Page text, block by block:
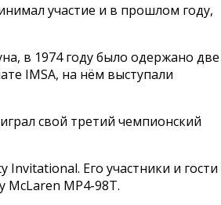
участие и в прошлом году,
в 1974 году было одержано две
IMSA, на нём выступали
свой третий чемпионский
Его участники и гости
McLaren MP4-98T.